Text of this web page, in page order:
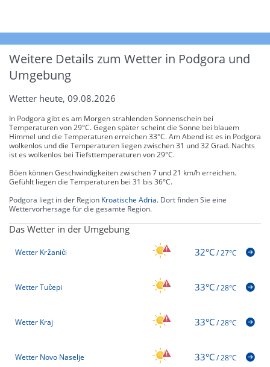
Weitere Details zum Wetter in Podgora und
Umgebung
Wetter heute, 09.08.2026
In Podgora gibt es am Morgen strahlenden Sonnenschein bei
Temperaturen von 29°C. Gegen später scheint die Sonne bei blauem
Himmel und die Temperaturen erreichen 33°C. Am Abend ist es in Podgora
wolkenlos und die Temperaturen liegen zwischen 31 und 32 Grad. Nachts
ist es wolkenlos bei Tiefsttemperaturen von 29°C.
Böen können Geschwindigkeiten zwischen 7 und 21 km/h erreichen.
Gefühlt liegen die Temperaturen bei 31 bis 36°C.
Podgora liegt in der Region Kroatische Adria. Dort finden Sie eine
Wettervorhersage für die gesamte Region.
Das Wetter in der Umgebung
Wetter Kržanići 32°C/27°C
Wetter Tučepi 33°C/28°C
Wetter Kraj 33°C/28°C
Wetter Novo Naselje 33°C/28°C